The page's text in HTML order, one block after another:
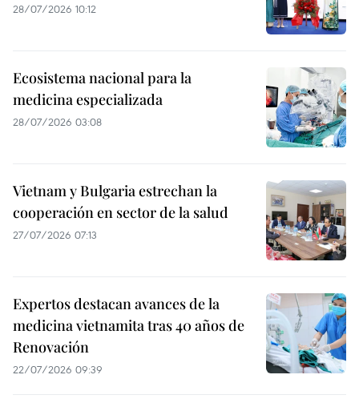
28/07/2026 10:12
Ecosistema nacional para la
medicina especializada
28/07/2026 03:08
Vietnam y Bulgaria estrechan la
cooperación en sector de la salud
27/07/2026 07:13
Expertos destacan avances de la
medicina vietnamita tras 40 años de
Renovación
22/07/2026 09:39